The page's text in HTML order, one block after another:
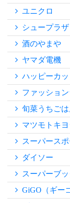
ユニクロ
シュープラザ
酒のやまや
ヤマダ電機
ハッピーカ
ファッショ
旬菜うちご
マツモトキ
スーパース
ダイソー
スーパーブッ
GiGO（ギー